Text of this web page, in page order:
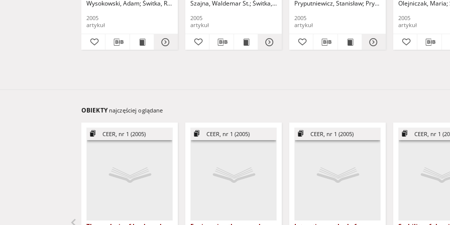
Wysokowski, Adam Świtka, Romuald - red.
2005
artykuł
zespolonych
Szajna, Waldemar St. Świtka, Romuald - red.
2005
artykuł
modyfikowanych konstrukcji
symetrycznych
Pryputniewicz, Stanisław Pryputniewicz, Tomasz
2005
artykuł
Olejniczak, Maria
2005
artykuł
OBIEKTY najczęściej oglądane
CEER, nr 1 (2005) CEER, nr 1 (2005) CEER, nr 1 (2005) CEER, nr 1